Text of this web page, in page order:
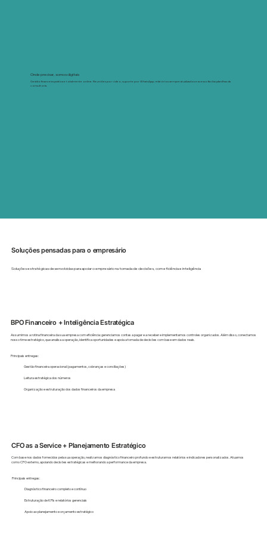
Soluções pensadas para o empresário
Soluções estratégicas desenvolvidas para apoiar o empresário na tomada de decisões, com eficiência e inteligência
BPO Financeiro + Inteligência Estratégica
Assumimos a rotina financeira da sua empresa com eficiência: gerenciamos contas a pagar e a receber e implementamos controles organizados. Além disso, conectamos
nosso time estratégico, que analisa a operação, identifica oportunidades e apoia a tomada de decisões com base em dados reais.
Principais entregas:
Gestão financeira operacional (pagamentos, cobranças e conciliações)
Leitura estratégica dos números
Organização e estruturação dos dados financeiros da empresa
CFO as a Service + Planejamento Estratégico
Com base nos dados fornecidos pela sua operação, realizamos diagnóstico financeiro profundo e estruturamos relatórios e indicadores personalizados. Atuamos
como CFO externo, apoiando decisões estratégicas e melhorando a performance da empresa.
Principais entregas:
Diagnóstico financeiro completo e contínuo
Estruturação de KPIs e relatórios gerenciais
Apoio ao planejamento e orçamento estratégico
Onde precisar, somos digitais
Gestão financeira prática e totalmente online. Reuniões por vídeo, suporte por WhatsApp, relatórios sempre atualizados e acesso fácil às planilhas da
consultoria.